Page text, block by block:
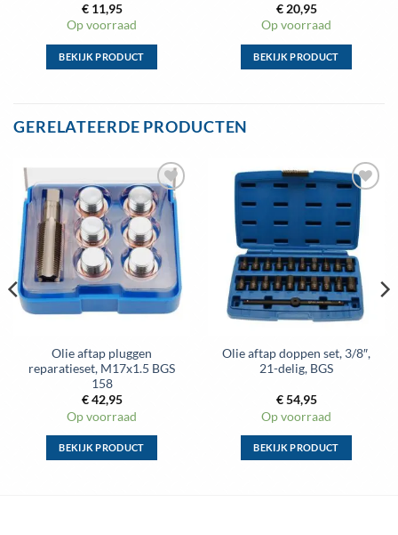
€11,95
Op voorraad
BEKIJK PRODUCT
meerdere
optie
kan
gekozen
worden
op
de
productpagina
€20,95
Op voorraad
BEKIJK PRODUCT
Deze
optie
kan
gekozen
worden
op
de
productpagina
GERELATEERDE PRODUCTEN
Olie aftap pluggen
reparatieset, M17x1.5 BGS
158
€42,95
Op voorraad
BEKIJK PRODUCT
Olie aftap doppen set, 3/8″,
21-delig, BGS
€54,95
Op voorraad
BEKIJK PRODUCT